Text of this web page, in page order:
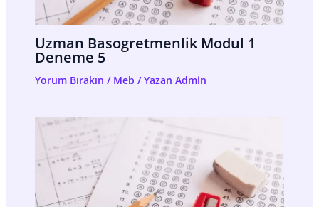
Uzman Basogretmenlik Modul 1
Deneme 5
Yorum Bırakın / Meb / Yazan Admin